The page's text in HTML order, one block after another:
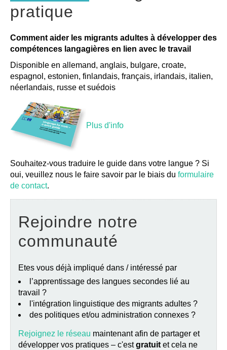
pratique
Comment aider les migrants adultes à développer des
compétences langagières en lien avec le travail
Disponible en allemand, anglais, bulgare, croate,
espagnol, estonien, finlandais, français, irlandais, italien,
néerlandais, russe et suédois
Plus d'info
Souhaitez-vous traduire le guide dans votre langue ? Si
oui, veuillez nous le faire savoir par le biais du formulaire
de contact.
Rejoindre notre
communauté
Etes vous déjà impliqué dans / intéressé par
l’apprentissage des langues secondes lié au
travail ?
l'intégration linguistique des migrants adultes ?
des politiques et/ou administration connexes ?
Rejoignez le réseau maintenant afin de partager et
développer vos pratiques – c'estgratuit et cela ne